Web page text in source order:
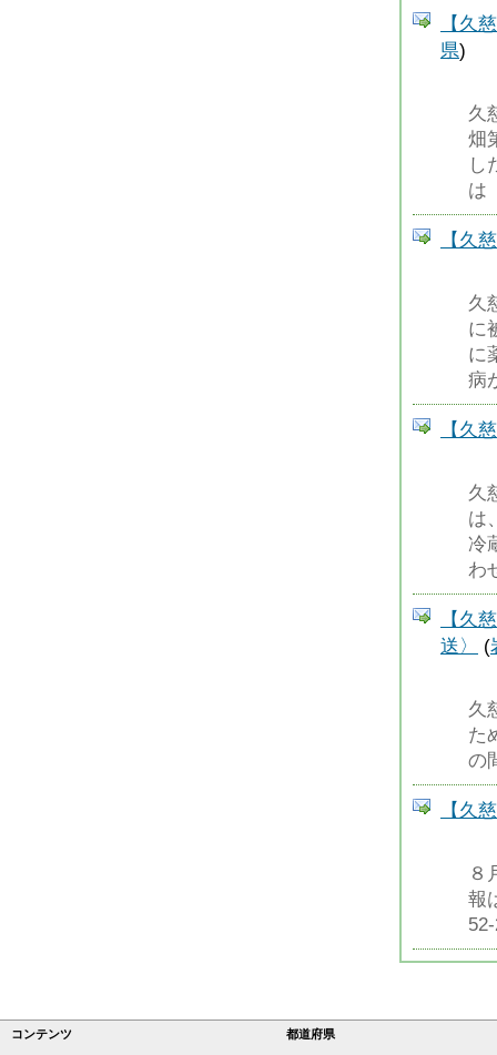
【久
県)
久
畑
し
は
【久
久
に
に
病
【久
久
は
冷
わ
【久
送〉
(
久
た
の
【久
８
報
コンテンツ 都道府県